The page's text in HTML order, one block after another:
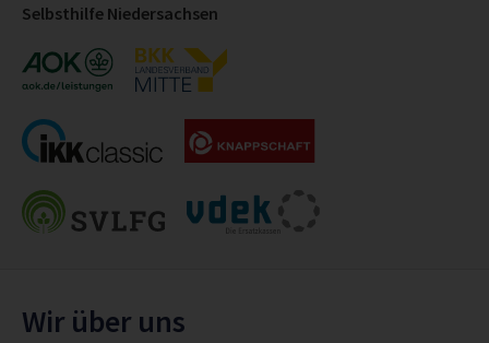
Selbsthilfe Niedersachsen
Wir über uns